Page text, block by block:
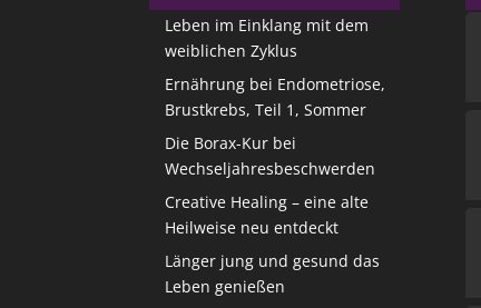
Leben im Einklang mit dem
weiblichen Zyklus
Ernährung bei Endometriose,
Brustkrebs, Teil 1, Sommer
Die Borax-Kur bei
Wechseljahresbeschwerden
Creative Healing – eine alte
Heilweise neu entdeckt
Länger jung und gesund das
Leben genießen